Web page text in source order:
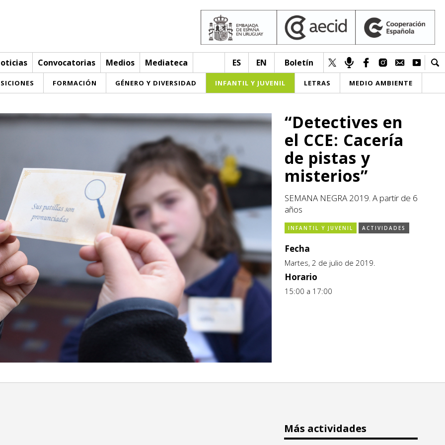
Convocatorias Medios Mediateca ES EN Boletín
FORMACIÓN GÉNERO Y DIVERSIDAD INFANTIL Y JUVENIL LETRAS MEDIO AMBIENTE
“Detectives en
el CCE: Cacería
de pistas y
misterios”
SEMANA NEGRA 2019. A partir de 6
años
INFANTIL Y JUVENIL ACTIVIDADES
Fecha
Martes, 2 de julio de 2019.
Horario
15:00 a 17:00
Más actividades